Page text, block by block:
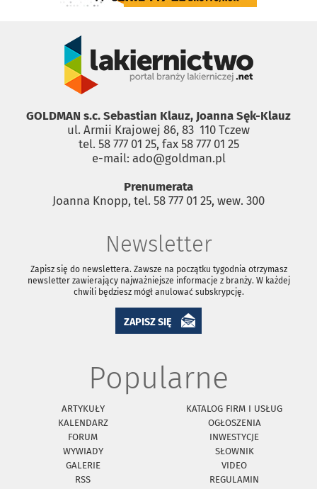
GOLDMAN s.c. Sebastian Klauz, Joanna Sęk-Klauz
ul. Armii Krajowej 86, 83 ­ 110 Tczew
tel. 58 777 01 25, fax 58 777 01 25
e-mail: ado@goldman.pl
Prenumerata
Joanna Knopp, tel. 58 777 01 25, wew. 300
Newsletter
Zapisz się do newslettera. Zawsze na początku tygodnia otrzymasz
newsletter zawierający najważniejsze informacje z branży. W każdej
chwili będziesz mógł anulować subskrypcję.
ZAPISZ SIĘ
Popularne
ARTYKUŁY
KATALOG FIRM I USŁUG
KALENDARZ
OGŁOSZENIA
FORUM
INWESTYCJE
WYWIADY
SŁOWNIK
GALERIE
VIDEO
RSS
REGULAMIN